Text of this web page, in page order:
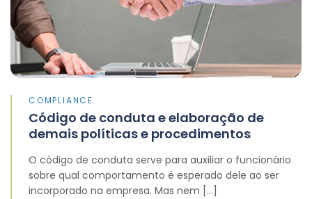
COMPLIANCE
Código de conduta e elaboração de
demais políticas e procedimentos
O código de conduta serve para auxiliar o funcionário
sobre qual comportamento é esperado dele ao ser
incorporado na empresa. Mas nem […]